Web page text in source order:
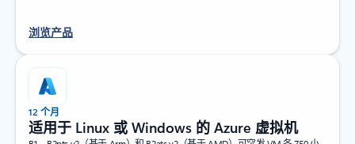
浏览产品
12 个月
适用于 Linux 或 Windows 的 Azure 虚拟机